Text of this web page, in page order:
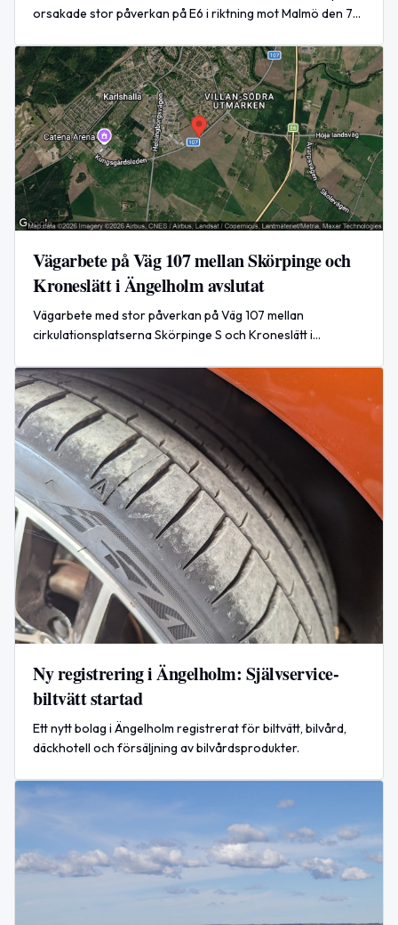
orsakade stor påverkan på E6 i riktning mot Malmö den 7
Vägarbete på Väg 107 mellan Skörpinge och
Kroneslätt i Ängelholm avslutat
Vägarbete med stor påverkan på Väg 107 mellan
cirkulationsplatserna Skörpinge S och Kroneslätt i
Ny registrering i Ängelholm: Självservice-
biltvätt startad
Ett nytt bolag i Ängelholm registrerat för biltvätt, bilvård,
däckhotell och försäljning av bilvårdsprodukter.